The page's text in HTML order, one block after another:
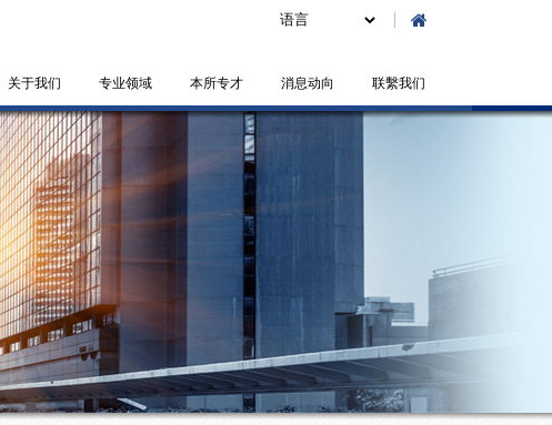
关于我们 专业领域 本所专才 消息动向 联繫我们